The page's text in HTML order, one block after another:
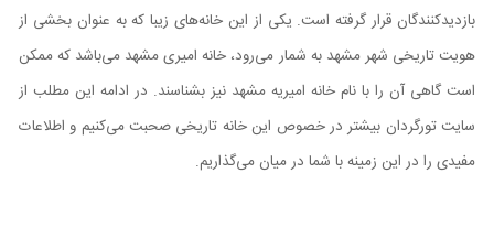
بازدیدکنندگان قرار گرفته است. یکی از این خانه‌‌های زیبا که به عنوان بخشی از
هویت تاریخی شهر مشهد به شمار می‌رود، خانه امیری مشهد می‌باشد که ممکن
است گاهی آن را با نام خانه امیریه مشهد نیز بشناسند. در ادامه این مطلب از
سایت تورگردان بیشتر در خصوص این خانه تاریخی صحبت می‌کنیم و اطلاعات
مفیدی را در این زمینه با شما در میان می‌گذاریم.